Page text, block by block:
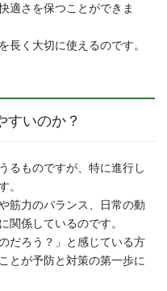
適さを保つことができま
長く大切に使えるのです。
すいのか？
るものですが、特に進行し
。
筋力のバランス、日常の動
関係しているのです。
だろう？」と感じている方
とが予防と対策の第一歩に